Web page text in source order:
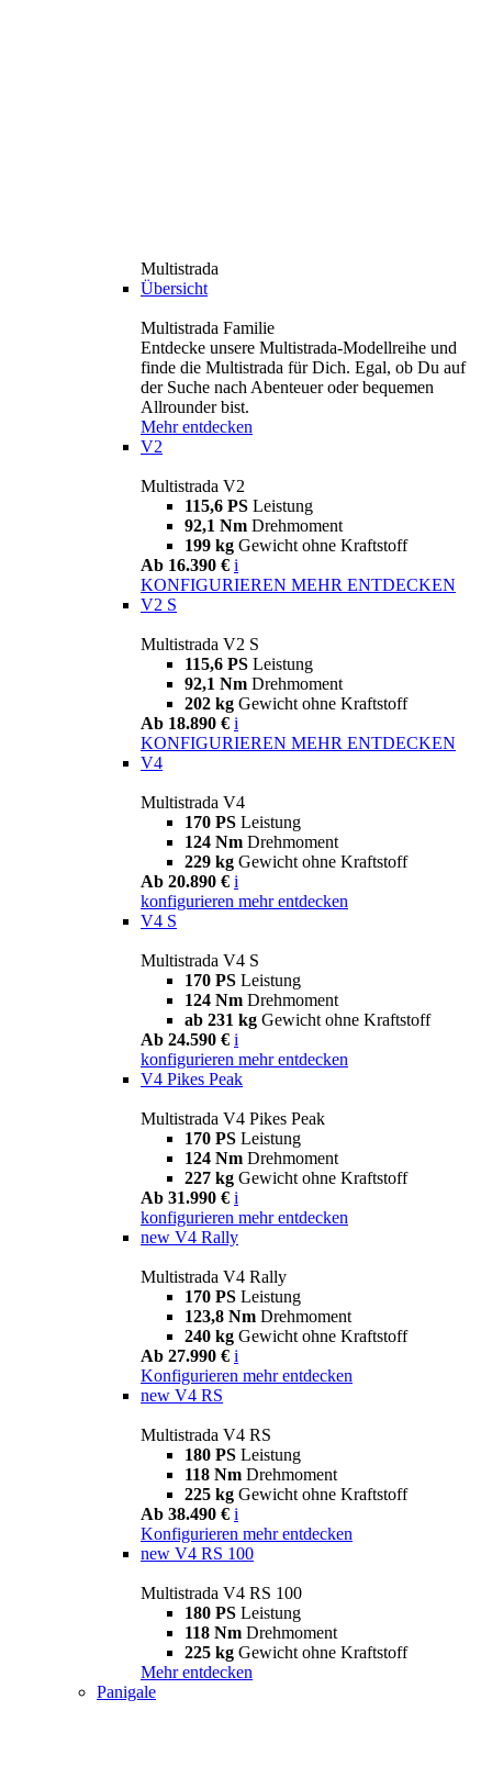
Multistrada
Übersicht
Multistrada Familie
Entdecke unsere Multistrada-Modellreihe und
finde die Multistrada für Dich. Egal, ob Du auf
der Suche nach Abenteuer oder bequemen
Allrounder bist.
Mehr entdecken
V2
Multistrada V2
115,6 PS Leistung
92,1 Nm Drehmoment
199 kg Gewicht ohne Kraftstoff
Ab 16.390 € i
KONFIGURIEREN MEHR ENTDECKEN
V2 S
Multistrada V2 S
115,6 PS Leistung
92,1 Nm Drehmoment
202 kg Gewicht ohne Kraftstoff
Ab 18.890 € i
KONFIGURIEREN MEHR ENTDECKEN
V4
Multistrada V4
170 PS Leistung
124 Nm Drehmoment
229 kg Gewicht ohne Kraftstoff
Ab 20.890 € i
konfigurieren mehr entdecken
V4 S
Multistrada V4 S
170 PS Leistung
124 Nm Drehmoment
ab 231 kg Gewicht ohne Kraftstoff
Ab 24.590 € i
konfigurieren mehr entdecken
V4 Pikes Peak
Multistrada V4 Pikes Peak
170 PS Leistung
124 Nm Drehmoment
227 kg Gewicht ohne Kraftstoff
Ab 31.990 € i
konfigurieren mehr entdecken
new V4 Rally
Multistrada V4 Rally
170 PS Leistung
123,8 Nm Drehmoment
240 kg Gewicht ohne Kraftstoff
Ab 27.990 € i
Konfigurieren mehr entdecken
new V4 RS
Multistrada V4 RS
180 PS Leistung
118 Nm Drehmoment
225 kg Gewicht ohne Kraftstoff
Ab 38.490 € i
Konfigurieren mehr entdecken
new V4 RS 100
Multistrada V4 RS 100
180 PS Leistung
118 Nm Drehmoment
225 kg Gewicht ohne Kraftstoff
Mehr entdecken
Panigale